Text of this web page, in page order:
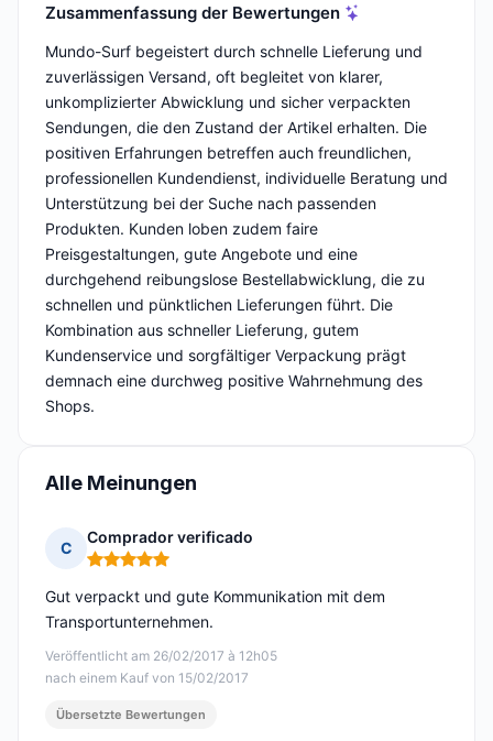
Zusammenfassung der Bewertungen
Mundo-Surf begeistert durch schnelle Lieferung und
zuverlässigen Versand, oft begleitet von klarer,
unkomplizierter Abwicklung und sicher verpackten
Sendungen, die den Zustand der Artikel erhalten. Die
positiven Erfahrungen betreffen auch freundlichen,
professionellen Kundendienst, individuelle Beratung und
Unterstützung bei der Suche nach passenden
Produkten. Kunden loben zudem faire
Preisgestaltungen, gute Angebote und eine
durchgehend reibungslose Bestellabwicklung, die zu
schnellen und pünktlichen Lieferungen führt. Die
Kombination aus schneller Lieferung, gutem
Kundenservice und sorgfältiger Verpackung prägt
demnach eine durchweg positive Wahrnehmung des
Shops.
Alle Meinungen
C
Comprador verificado
Hinweis: 5 von 5
Veröffentlicht am 26/02/2017 à 12h05
nach einem Kauf von 15/02/2017
Gut verpackt und gute Kommunikation mit dem
Transportunternehmen.
Übersetzte Bewertungen